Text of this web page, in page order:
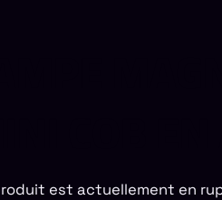
est actuellement en